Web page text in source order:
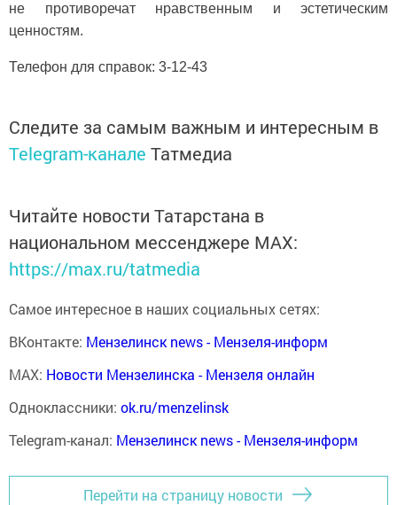
не противоречат нравственным и эстетическим
ценностям.
Телефон для справок: 3-12-43
Следите за самым важным и интересным в
Telegram-канале Татмедиа
Читайте новости Татарстана в
национальном мессенджере MАХ:
https://max.ru/tatmedia
Самое интересное в наших социальных сетях:
ВКонтакте: Мензелинск news - Мензеля-информ
MAX: Новости Мензелинска - Мензеля онлайн
Одноклассники: ok.ru/menzelinsk
Telegram-канал: Мензелинск news - Мензеля-информ
Перейти на страницу новости